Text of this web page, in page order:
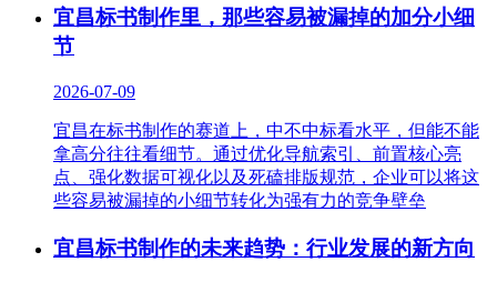
宜昌标书制作里，那些容易被漏掉的加分小细
节
2026-07-09
宜昌在标书制作的赛道上，中不中标看水平，但能不能
拿高分往往看细节。通过优化导航索引、前置核心亮
点、强化数据可视化以及死磕排版规范，企业可以将这
些容易被漏掉的小细节转化为强有力的竞争壁垒
宜昌标书制作的未来趋势：行业发展的新方向